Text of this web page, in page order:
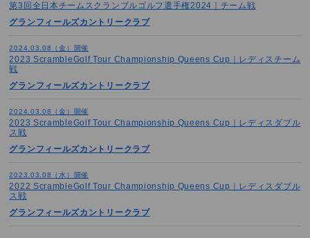
第3回全日本チームスクランブルゴルフ選手権2024｜チーム戦
グランフィールズカントリークラブ
2024.03.08（金）開催
2023 ScrambleGolf Tour Championship Queens Cup｜レディスチーム
戦
グランフィールズカントリークラブ
2024.03.08（金）開催
2023 ScrambleGolf Tour Championship Queens Cup｜レディスダブル
ス戦
グランフィールズカントリークラブ
2023.03.08（水）開催
2022 ScrambleGolf Tour Championship Queens Cup｜レディスダブル
ス戦
グランフィールズカントリークラブ